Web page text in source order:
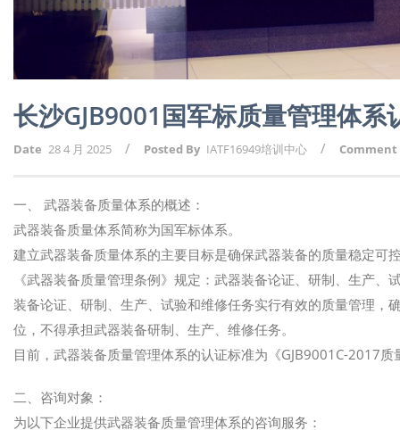
长沙GJB9001国军标质量管理体系
Date 28 4 月 2025 / Posted By IATF16949培训中心 / Comment
一、 武器装备质量体系的概述：
武器装备质量体系简称为国军标体系。
建立武器装备质量体系的主要目标是确保武器装备的质量稳定可
《武器装备质量管理条例》规定：武器装备论证、研制、生产
装备论证、研制、生产、试验和维修任务实行有效的质量管理，
位，不得承担武器装备研制、生产、维修任务。
目前，武器装备质量管理体系的认证标准为《GJB9001C-2017
二、咨询对象：
为以下企业提供武器装备质量管理体系的咨询服务：